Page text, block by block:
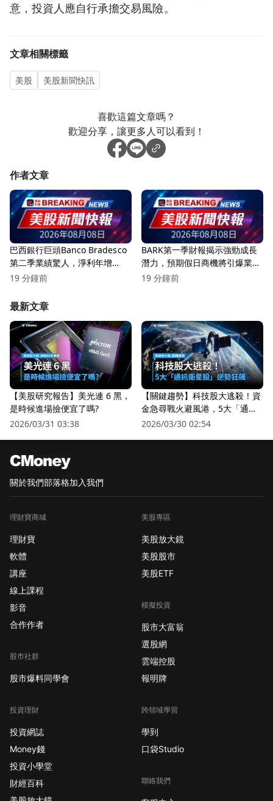
意，投資人應自行承擔交易風險。
文章相關標籤
美股 美股新聞快訊
喜歡這篇文章嗎？
歡迎分享，讓更多人可以看到！
作者文章
巴西銀行巨頭Banco Bradesco
第二季業績驚人，淨利年增
16.2%！
19 分鐘前
BARK第一季財報揭示強勁成長
潛力，預期假日商機將引爆業
績！
19 分鐘前
最新文章
【美股研究報告】美光連 6 黑，
是時候進場撿便宜了嗎?
2026/03/31 03:38
【關鍵趨勢】科技股大逃殺！資
金急尋戰火避風港，5大「通訊
衛星股」逆勢狂飆
2026/03/30 02:54
關於我們部落格加入我們
理財寶商城
理財寶
軟體
講座
線上課程
影音
合作作者
股市社群
股市爆料同學會
投資理財
投資網誌
Money錢
投資小學堂
財經百科
美股專區
美股放大鏡
美股股市
美股ETF
模擬投資
股市大富翁
選股網
雲端控股
報明牌
跨領域學習
學到
口袋Studio
聯絡我們